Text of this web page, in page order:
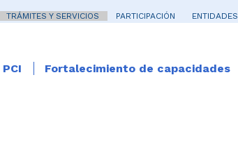
TRÁMITES Y SERVICIOS PARTICIPACIÓN ENTIDADES
Fortalecimiento de capacidades